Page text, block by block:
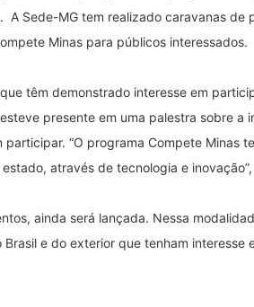
A Sede-MG tem realizado caravanas de
Minas para públicos interessados.
têm demonstrado interesse em
presente em uma palestra sobre a
“O programa Compete Minas
através de tecnologia e
ainda será lançada. Nessa
e do exterior que tenham interesse